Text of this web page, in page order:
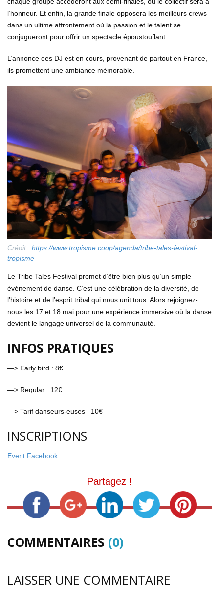
l’honneur. Et enfin, la grande finale opposera les meilleurs crews
dans un ultime affrontement où la passion et le talent se
conjugueront pour offrir un spectacle époustouflant.
L’annonce des DJ est en cours, provenant de partout en France,
ils promettent une ambiance mémorable.
Crédit : https://www.tropisme.coop/agenda/tribe-tales-festival-
tropisme
Le Tribe Tales Festival promet d’être bien plus qu’un simple
événement de danse. C’est une célébration de la diversité, de
l’histoire et de l’esprit tribal qui nous unit tous. Alors rejoignez-
nous les 17 et 18 mai pour une expérience immersive où la danse
devient le langage universel de la communauté.
INFOS PRATIQUES
—> Early bird : 8€
—> Regular : 12€
—> Tarif danseurs-euses : 10€
INSCRIPTIONS
Event Facebook
Partagez !
COMMENTAIRES (0)
LAISSER UNE COMMENTAIRE